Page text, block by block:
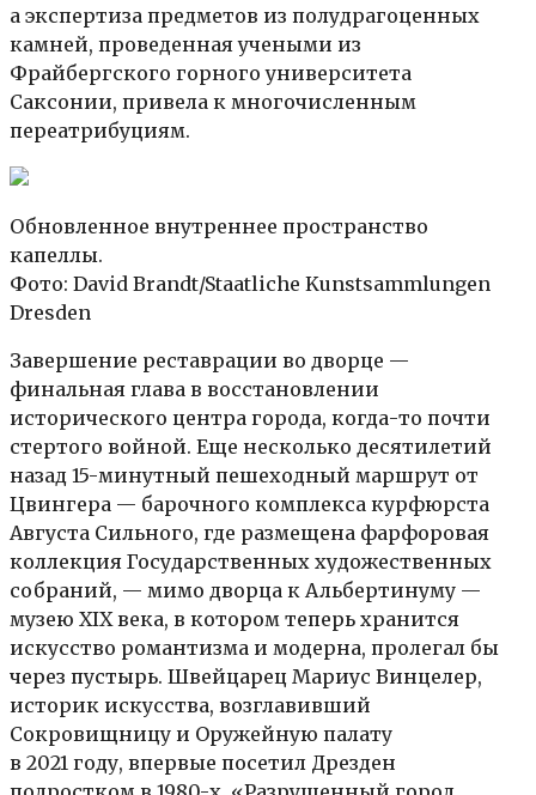
а экспертиза предметов из полудрагоценных
камней, проведенная учеными из
Фрайбергского горного университета
Саксонии, привела к многочисленным
переатрибуциям.
Обновленное внутреннее пространство
капеллы.
Фото: David Brandt/Staatliche Kunstsammlungen
Dresden
Завершение реставрации во дворце —
финальная глава в восстановлении
исторического центра города, когда-то почти
стертого войной. Еще несколько десятилетий
назад 15-минутный пешеходный маршрут от
Цвингера — барочного комплекса курфюрста
Августа Сильного, где размещена фарфоровая
коллекция Государственных художественных
собраний, — мимо дворца к Альбертинуму —
музею XIX века, в котором теперь хранится
искусство романтизма и модерна, пролегал бы
через пустырь. Швейцарец Мариус Винцелер,
историк искусства, возглавивший
Сокровищницу и Оружейную палату
в 2021 году, впервые посетил Дрезден